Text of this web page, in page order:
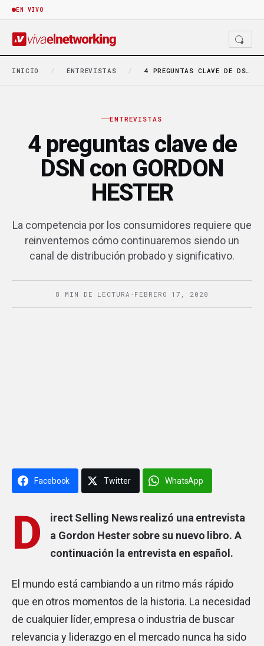
EN VIVO
INICIO / ENTREVISTAS / 4 PREGUNTAS CLAVE DE DSN CON GORDON HESTER
ENTREVISTAS
4 preguntas clave de
DSN con GORDON
HESTER
La competencia por los consumidores requiere que
reinventemos cómo continuaremos siendo un
canal de distribución probado y significativo.
8 MIN DE LECTURA · FEBRERO 17, 2020
Facebook Twitter WhatsApp
D
irect Selling News realizó una entrevista
a Gordon Hester sobre su nuevo libro. A
continuación la entrevista en español.
El mundo está cambiando a un ritmo más rápido
que en otros momentos de la historia. La necesidad
de cualquier líder, empresa o industria de buscar
relevancia y liderazgo en el mercado nunca ha sido